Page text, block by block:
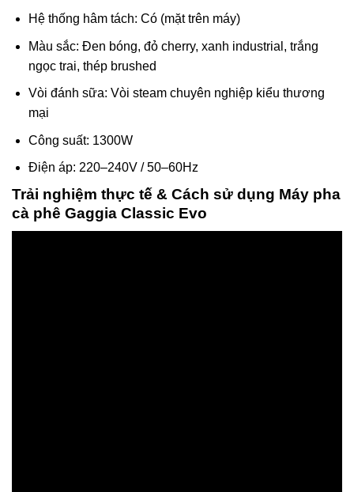
Hệ thống hâm tách: Có (mặt trên máy)
Màu sắc: Đen bóng, đỏ cherry, xanh industrial, trắng
ngọc trai, thép brushed
Vòi đánh sữa: Vòi steam chuyên nghiệp kiểu thương
mại
Công suất: 1300W
Điện áp: 220–240V / 50–60Hz
Trải nghiệm thực tế & Cách sử dụng Máy pha
cà phê Gaggia Classic Evo